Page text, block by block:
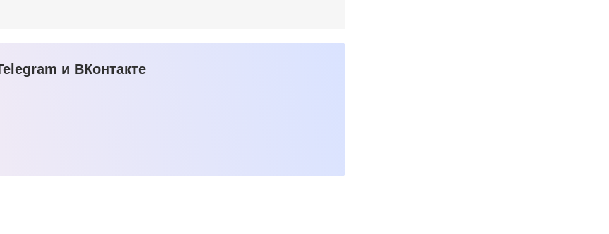
и ВКонтакте